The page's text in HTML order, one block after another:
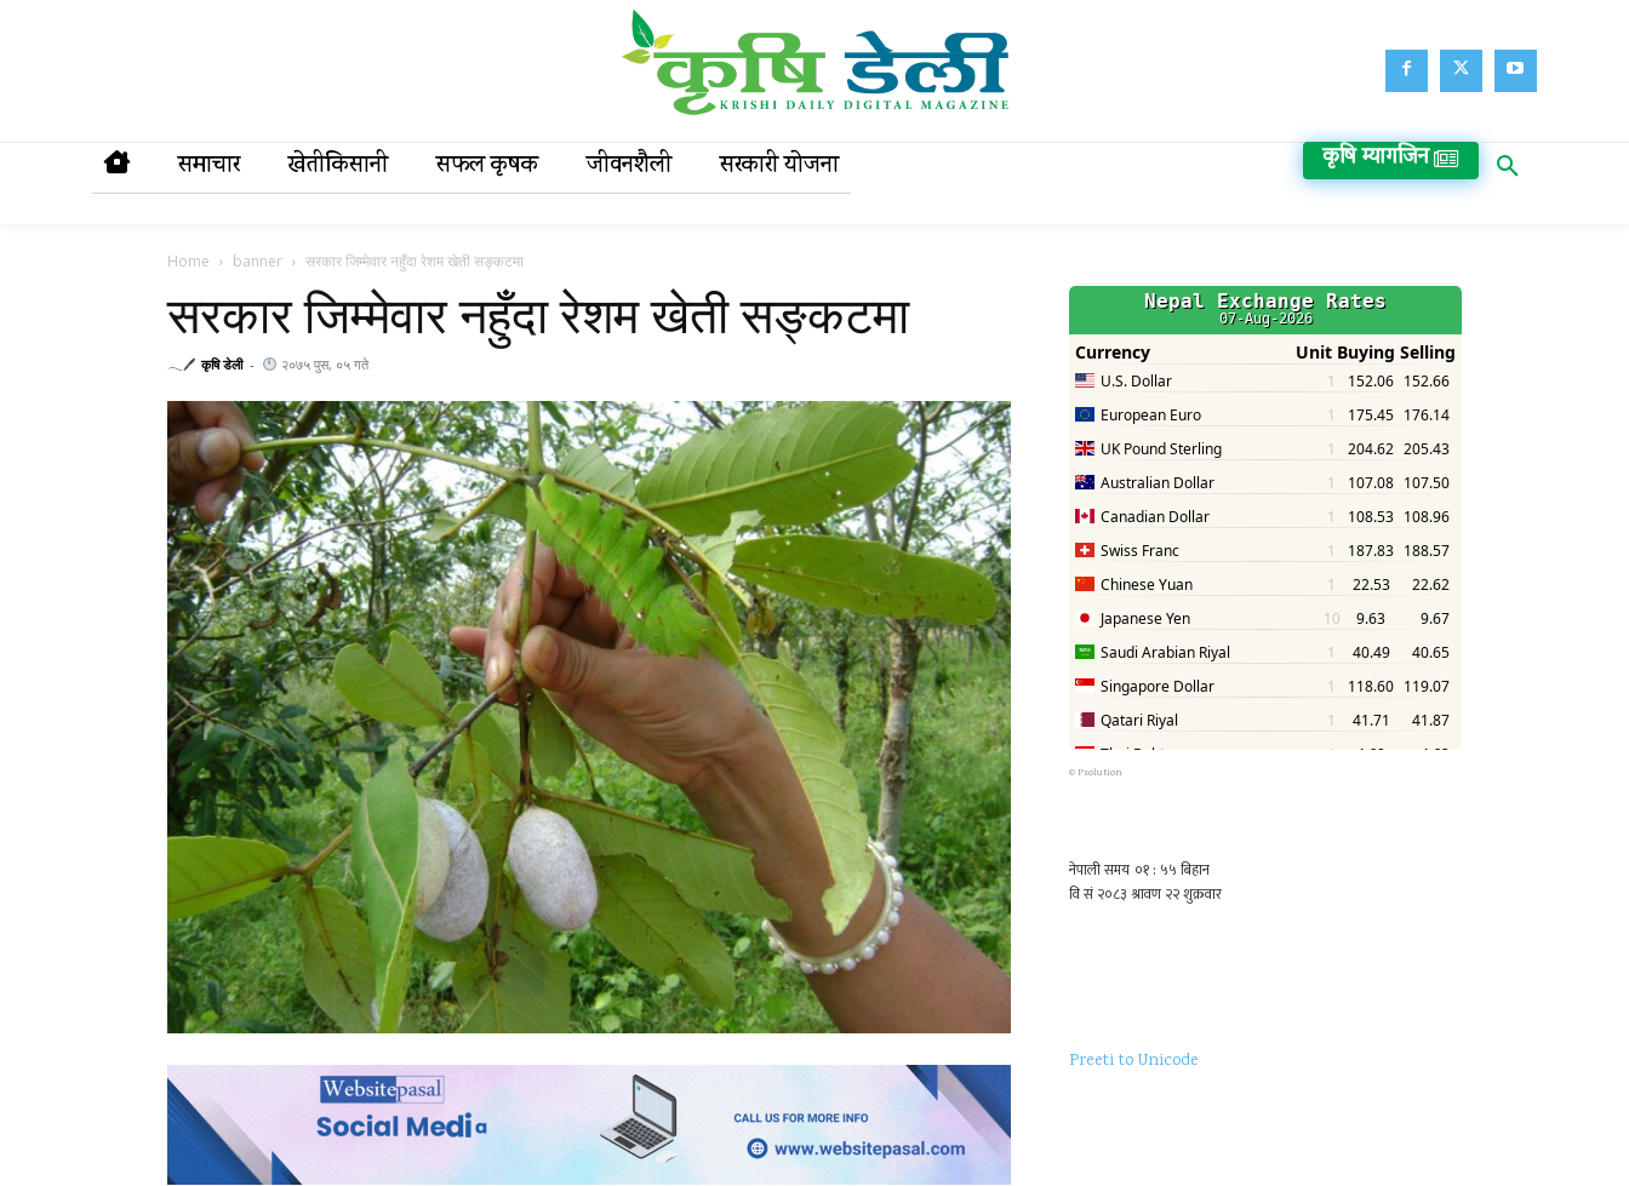
समाचार खेतीकिसानी सफल कृषक जीवनशैली सरकारी याेजना कृषि म्यागजिन
Home banner सरकार जिम्मेवार नहुँदा रेशम खेती सङ्कटमा
सरकार जिम्मेवार नहुँदा रेशम खेती सङ्कटमा
𓂃🖊 कृषि डेली - २०७५ पुस, ०५ गते
© Psolution
Preeti to Unicode